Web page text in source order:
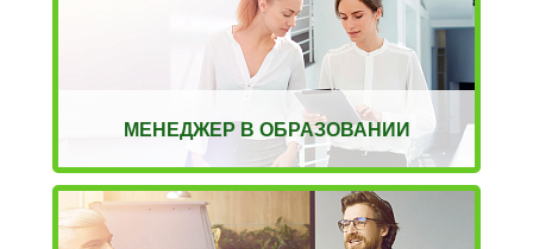
МЕНЕДЖЕР В ОБРАЗОВАНИИ